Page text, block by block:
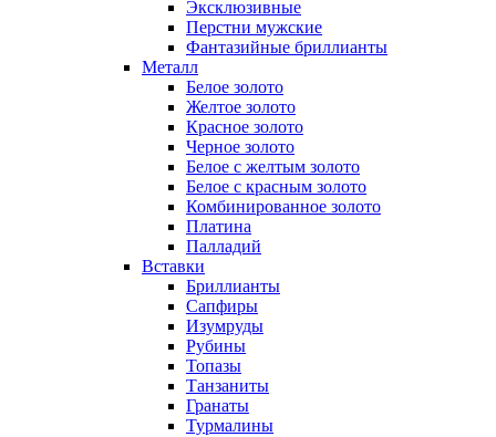
Эксклюзивные
Перстни мужские
Фантазийные бриллианты
Металл
Белое золото
Желтое золото
Красное золото
Черное золото
Белое с желтым золото
Белое с красным золото
Комбинированное золото
Платина
Палладий
Вставки
Бриллианты
Сапфиры
Изумруды
Рубины
Топазы
Танзаниты
Гранаты
Турмалины